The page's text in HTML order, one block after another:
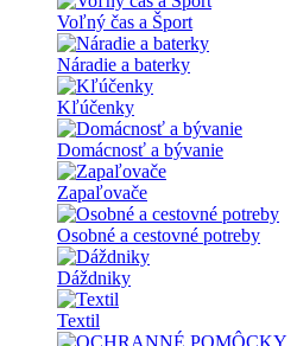
Voľný čas a Šport
Náradie a baterky
Kľúčenky
Domácnosť a bývanie
Zapaľovače
Osobné a cestovné potreby
Dáždniky
Textil